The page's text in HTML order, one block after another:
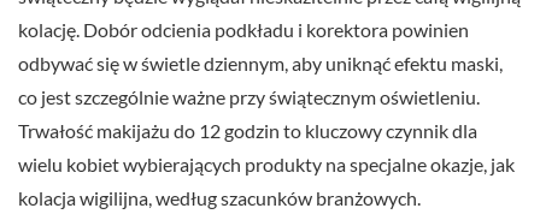
kolację. Dobór odcienia podkładu i korektora powinien
odbywać się w świetle dziennym, aby uniknąć efektu maski,
co jest szczególnie ważne przy świątecznym oświetleniu.
Trwałość makijażu do 12 godzin to kluczowy czynnik dla
wielu kobiet wybierających produkty na specjalne okazje, jak
kolacja wigilijna, według szacunków branżowych.